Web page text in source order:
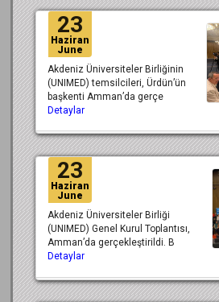
23
Haziran
June
Akdeniz Üniversiteler Birliğinin
(UNIMED) temsilcileri, Ürdün’ün
başkenti Amman’da gerçe
Detaylar
23
Haziran
June
Akdeniz Üniversiteler Birliği
(UNIMED) Genel Kurul Toplantısı,
Amman’da gerçekleştirildi. B
Detaylar